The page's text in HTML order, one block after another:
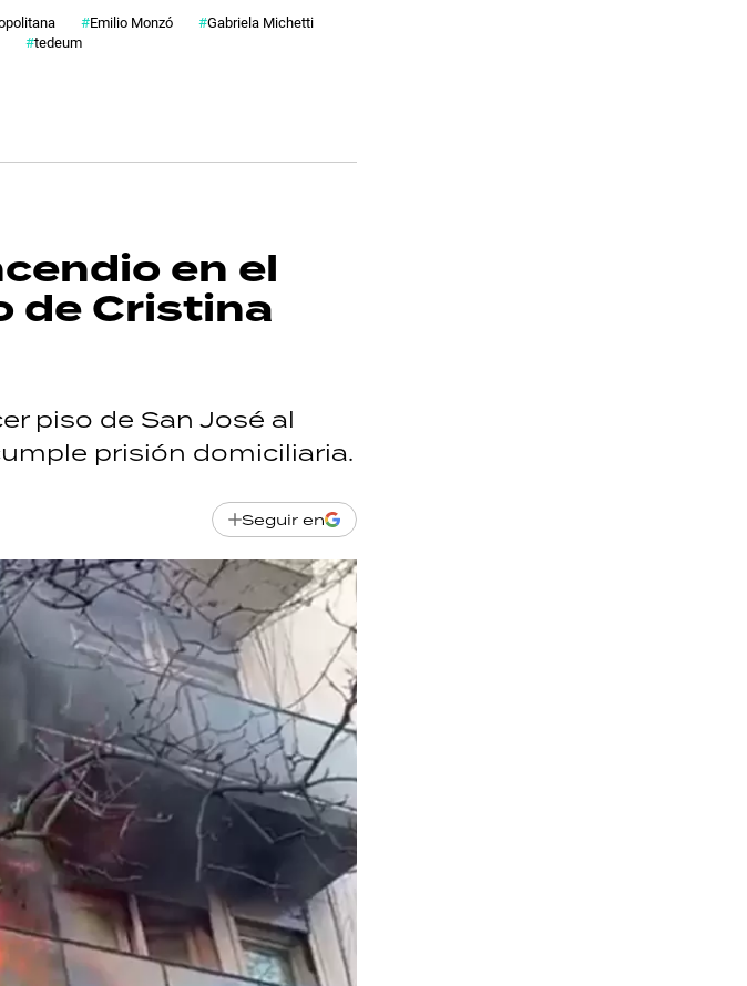
Emilio Monzó
Gabriela Michetti
tedeum
en el
de Cristina
piso de San José al
prisión domiciliaria.
Seguir en